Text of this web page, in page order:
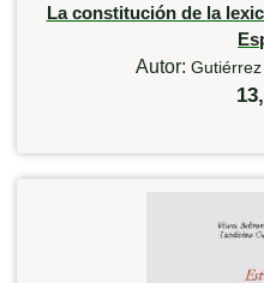
La constitución de la
Autor: Gutiérrez